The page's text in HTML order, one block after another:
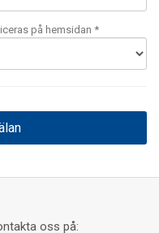
på hemsidan *
oss på: